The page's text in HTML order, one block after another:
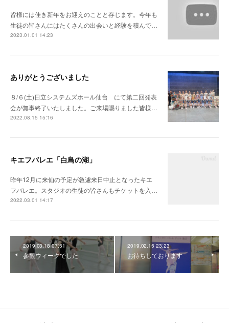
皆様には佳き新年をお迎えのことと存じます。今年も
生徒の皆さんにはたくさんの出会いと経験を積んで…
2023.01.01 14:23
ありがとうございました
８/６(土)日立システムズホール仙台 にて第二回発表
会が無事終了いたしました。ご来場賜りました皆様…
2022.08.15 15:16
キエフバレエ「白鳥の湖」
昨年12月に来仙の予定が急遽来日中止となったキエ
フバレエ。スタジオの生徒の皆さんもチケットを入…
2022.03.01 14:17
2019.03.18 07:51
参観ウィークでした
2019.02.15 23:23
お待ちしております